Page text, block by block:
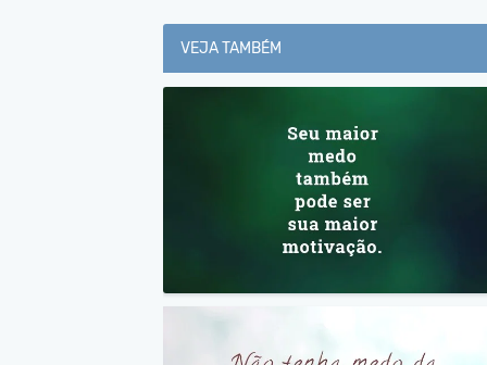
VEJA TAMBÉM